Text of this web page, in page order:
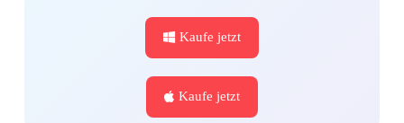
Kaufe jetzt
Kaufe jetzt